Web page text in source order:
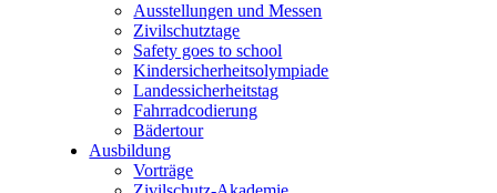
Ausstellungen und Messen
Zivilschutztage
Safety goes to school
Kindersicherheitsolympiade
Landessicherheitstag
Fahrradcodierung
Bädertour
Ausbildung
Vorträge